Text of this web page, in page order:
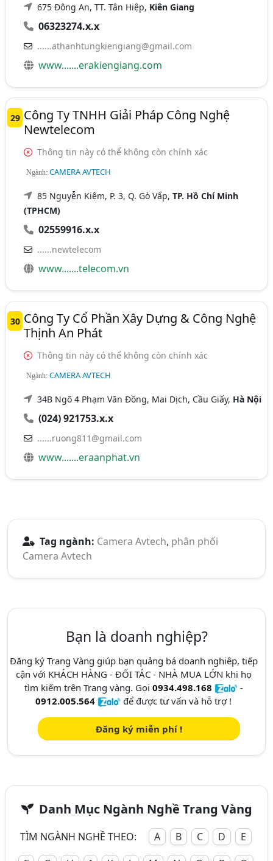
675 Đông An, TT. Tân Hiệp, Kiên Giang
06323274.x.x
......athanhtungkiengiang@gmail.com
www.......erakiengiang.com
29 Công Ty TNHH Giải Pháp Công Nghệ
Newtelecom
Thông tin này có thể không còn chính xác
Ngành:CAMERA AVTECH
85 Nguyễn Kiệm, P. 3, Q. Gò Vấp,TP. Hồ Chí Minh
(TPHCM)
02559916.x.x
......newtelecom
www.......telecom.vn
30 Công Ty Cổ Phần Xây Dựng & Công Nghệ
Thịnh An Phát
Thông tin này có thể không còn chính xác
Ngành:CAMERA AVTECH
34B Ngõ 4 Phạm Văn Đồng, Mai Dịch, Cầu Giấy, Hà Nội
(024) 921753.x.x
......ruong811@gmail.com
www.......eraanphat.vn
Tag ngành: Camera Avtech, phân phối
Camera Avtech
Bạn là doanh nghiệp?
Đăng ký Trang Vàng giúp bạn quảng bá doanh nghiêp, tiếp
cận với KHÁCH HÀNG - ĐỐI TÁC - NHÀ MUA LỚN khi họ
tìm kiếm trên Trang vàng. Gọi 0934.498.168
-
0912.005.564
để được tư vấn và hỗ trợ !
Đăng ký miễn phí !
Danh Mục Ngành Nghề Trang Vàng
TÌM NGÀNH NGHỀ THEO: A B C D
E